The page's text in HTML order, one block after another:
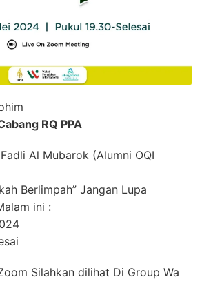
RQ PPA
Al Mubarok (Alumni OQI
Berlimpah” Jangan Lupa
ini :
Silahkan dilihat Di Group Wa